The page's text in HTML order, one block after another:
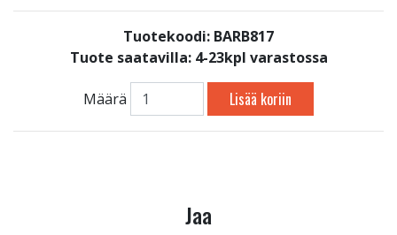
Tuotekoodi: BARB817
Tuote saatavilla: 4-23kpl varastossa
Määrä Lisää koriin
Jaa